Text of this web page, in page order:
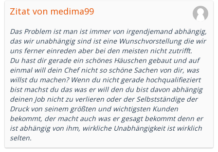
Zitat von medima99
Das Problem ist man ist immer von irgendjemand abhängig,
das wir unabhängig sind ist eine Wunschvorstellung die wir
uns ferner einreden aber bei den meisten nicht zutrifft.
Du hast dir gerade ein schönes Häuschen gebaut und auf
einmal will dein Chef nicht so schöne Sachen von dir, was
willst du machen? Wenn du nicht gerade hochqualifieziert
bist machst du das was er will den du bist davon abhängig
deinen Job nicht zu verlieren oder der Selbstständige der
Druck von seinem größten und wichtigsten Kunden
bekommt, der macht auch was er gesagt bekommt denn er
ist abhängig von ihm, wirkliche Unabhängigkeit ist wirklich
selten.